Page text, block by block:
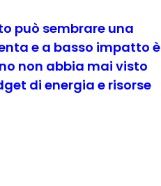
può sembrare una
e a basso impatto è
non abbia mai visto
di energia e risorse